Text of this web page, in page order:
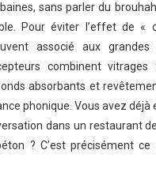
sans parler du
Pour éviter l’effet de «
associé aux grandes
combinent vitrages
absorbants et
phonique. Vous avez déjà
dans un restaurant
? C’est précisément ce